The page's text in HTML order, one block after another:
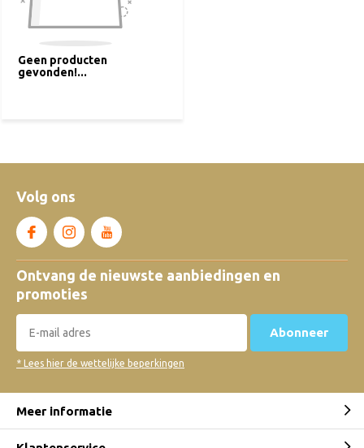
Geen producten
gevonden!...
Volg ons
Ontvang de nieuwste aanbiedingen en
promoties
Abonneer
* Lees hier de wettelijke beperkingen
Meer informatie